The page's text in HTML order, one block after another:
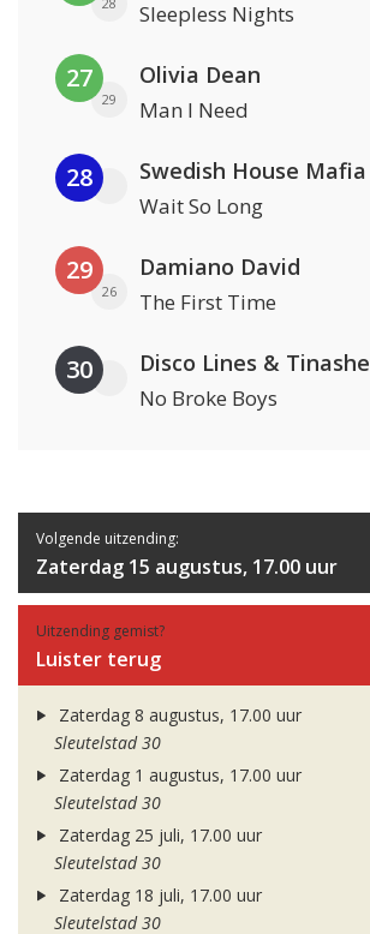
Sleepless Nights
27
29
Olivia Dean
Man I Need
28 Swedish House Mafia
Wait So Long
29
26
Damiano David
The First Time
30 Disco Lines & Tinashe
No Broke Boys
Volgende uitzending:
Zaterdag 15 augustus, 17.00 uur
Uitzending gemist?
Luister terug
Zaterdag 8 augustus, 17.00 uur
Sleutelstad 30
Zaterdag 1 augustus, 17.00 uur
Sleutelstad 30
Zaterdag 25 juli, 17.00 uur
Sleutelstad 30
Zaterdag 18 juli, 17.00 uur
Sleutelstad 30